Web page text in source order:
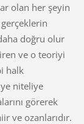
olan her şeyin
doğru olur
ve o teoriyi
halk
niteliye
görerek
ve ozanlarıdır.